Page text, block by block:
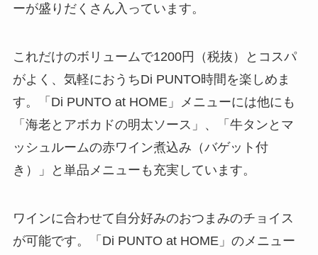
ーが盛りだくさん入っています。
これだけのボリュームで1200円（税抜）とコスパ
がよく、気軽におうちDi PUNTO時間を楽しめま
す。「Di PUNTO at HOME」メニューには他にも
「海老とアボカドの明太ソース」、「牛タンとマ
ッシュルームの赤ワイン煮込み（バゲット付
き）」と単品メニューも充実しています。
ワインに合わせて自分好みのおつまみのチョイス
が可能です。「Di PUNTO at HOME」のメニュー